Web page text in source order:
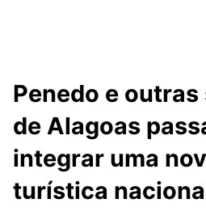
Penedo e
de Alagoas
integrar uma
turística